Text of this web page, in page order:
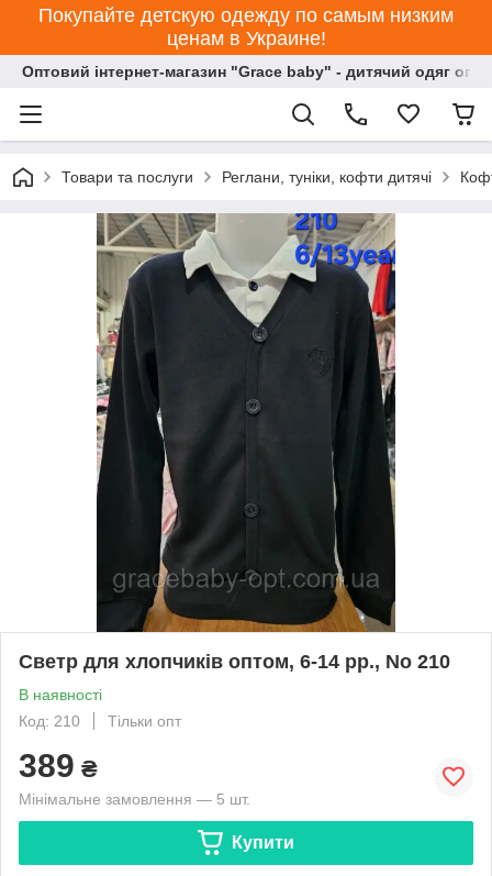
Покупайте детскую одежду по самым низким
ценам в Украине!
Оптовий інтернет-магазин "Grace baby" - дитячий одяг
Товари та послуги Реглани, туніки, кофти дитячі
Светр для хлопчиків оптом, 6-14 рр., No 210
В наявності
Код: 210
Тільки опт
389 ₴
Мінімальне замовлення — 5 шт.
Купити